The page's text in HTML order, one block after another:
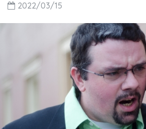
2022/03/15